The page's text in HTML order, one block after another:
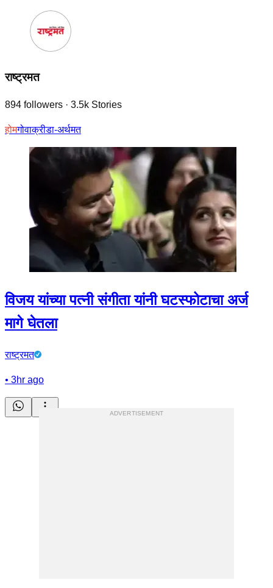
राष्ट्रमत
894 followers · 3.5k Stories
होमगोवाक्रीडा-अर्थमत
विजय यांच्या पत्नी संगीता यांनी घटस्फोटाचा अर्ज
मागे घेतला
राष्ट्रमत
• 3hr ago
ADVERTISEMENT